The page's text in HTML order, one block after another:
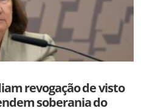
revogação de visto
soberania do